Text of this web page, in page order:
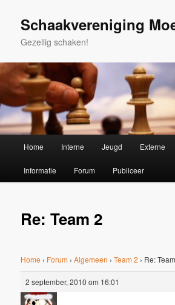
primaire
Schaakvereniging
Gezellig schaken!
Home Interne Jeugd Externe
Informatie Forum Publiceer
Re: Team 2
Home › Forum › Algemeen › Team 2 › Re:
2 september, 2010 om 16:01